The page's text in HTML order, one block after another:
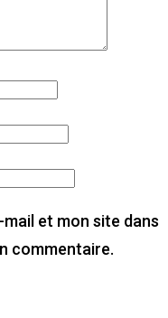
et mon site dans
commentaire.